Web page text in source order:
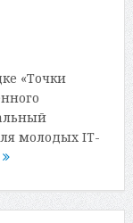
«Точки
молодых IT-